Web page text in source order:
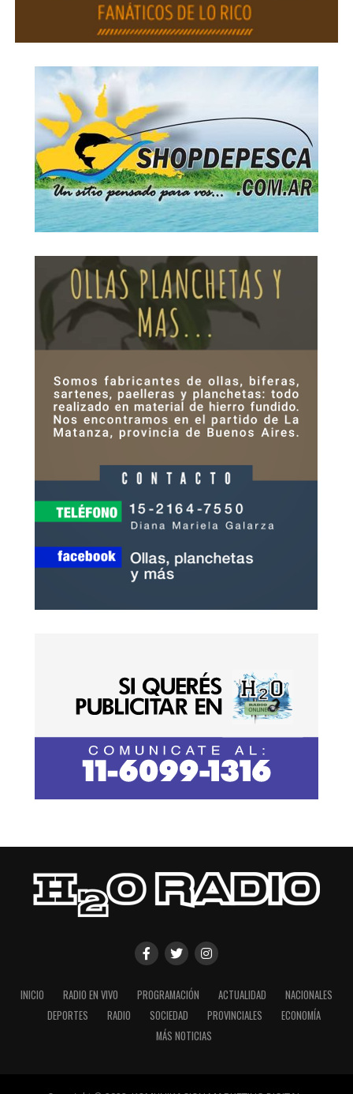
INICIO RADIO EN VIVO PROGRAMACIÓN ACTUALIDAD
NACIONALES
DEPORTES
RADIO SOCIEDAD PROVINCIALES
ECONOMÍA
MÁS NOTICIAS